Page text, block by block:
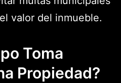
valor del inmueble.
Toma
Propiedad?